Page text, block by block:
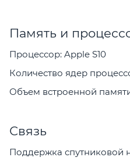
Память и
Процессор: Apple S10
Количество ядер
Объем встроенной
Связь
Поддержка спутниковой